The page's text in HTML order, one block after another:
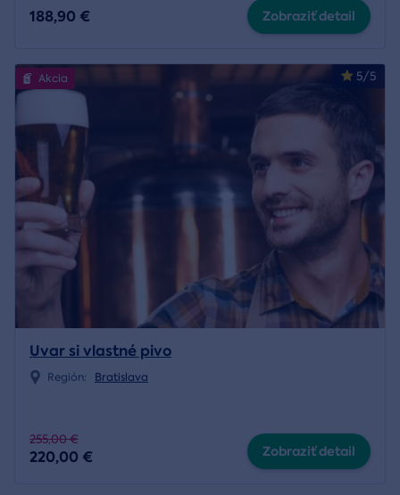
188,90 € Zobraziť detail
5/5
Akcia
Uvar si vlastné pivo
Región: Bratislava
255,00 €
220,00 € Zobraziť detail